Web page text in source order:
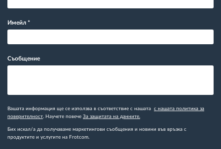
Имейл *
Съобщение
Вашата информация ще се използва в съответствие с нашата с нашата политика за
поверителност . Научете повече За защитата на данните.
Бих искал/а да получаваме маркетингови съобщения и новини във връзка с
продуктите и услугите на Frotcom.